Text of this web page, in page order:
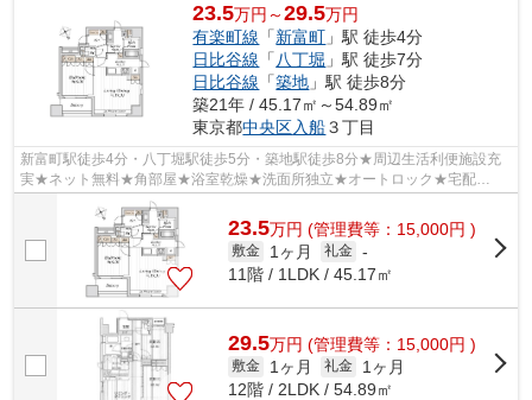
23.5万円～29.5万円
有楽町線 「新富町 」駅 徒歩4分
日比谷線 「八丁堀 」駅 徒歩7分
日比谷線 「築地 」駅 徒歩8分
築21年 / 45.17㎡～54.89㎡
東京都中央区入船３丁目
新富町駅徒歩4分・八丁堀駅徒歩5分・築地駅徒歩8分★周辺生活利便施設充
実★ネット無料★角部屋★浴室乾燥★洗面所独立★オートロック★宅配
23.5万円 (管理費等：15,000円 )
敷金 1ヶ月 礼金 -
11階 / 1LDK / 45.17㎡
29.5万円 (管理費等：15,000円 )
敷金 1ヶ月 礼金
1ヶ月
12階 / 2LDK / 54.89㎡